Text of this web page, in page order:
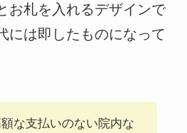
お札を入れるデザインで
には即したものになって
な支払いのない院内な